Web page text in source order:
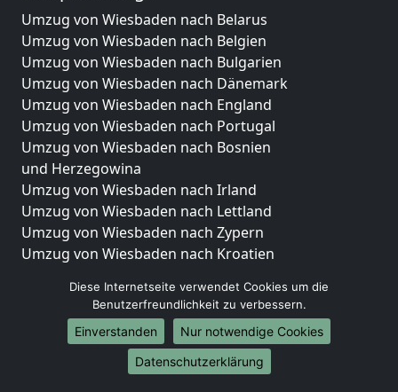
Umzug von Wiesbaden nach Belarus
Umzug von Wiesbaden nach Belgien
Umzug von Wiesbaden nach Bulgarien
Umzug von Wiesbaden nach Dänemark
Umzug von Wiesbaden nach England
Umzug von Wiesbaden nach Portugal
Umzug von Wiesbaden nach Bosnien
und Herzegowina
Umzug von Wiesbaden nach Irland
Umzug von Wiesbaden nach Lettland
Umzug von Wiesbaden nach Zypern
Umzug von Wiesbaden nach Kroatien
Umzug von Wiesbaden nach Finnland
Umzug von Wiesbaden nach Frankreich
Umzug von Wiesbaden nach Griechenland
Umzug von Wiesbaden nach Italien
Umzug von Wiesbaden nach Liechtenstein
Diese Internetseite verwendet Cookies um die
Benutzerfreundlichkeit zu verbessern.
Einverstanden
Nur notwendige Cookies
Datenschutzerklärung